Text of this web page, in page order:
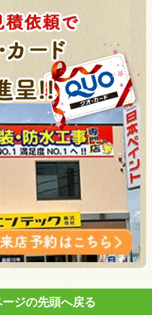
ージの先頭へ戻る